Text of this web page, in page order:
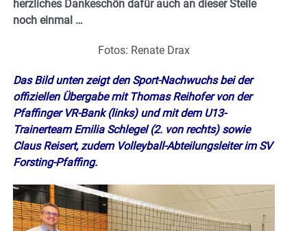
herzliches Dankeschön dafür auch an dieser Stelle
noch einmal …
Fotos: Renate Drax
Das Bild unten zeigt den Sport-Nachwuchs bei der
offiziellen Übergabe mit Thomas Reihofer von der
Pfaffinger VR-Bank (links) und mit dem U13-
Trainerteam Emilia Schlegel (2. von rechts) sowie
Claus Reisert, zudem Volleyball-Abteilungsleiter im SV
Forsting-Pfaffing.